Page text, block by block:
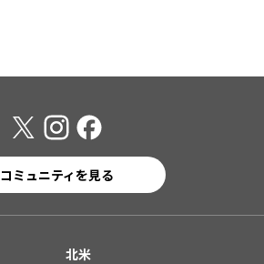
コミュニティを見る
北米